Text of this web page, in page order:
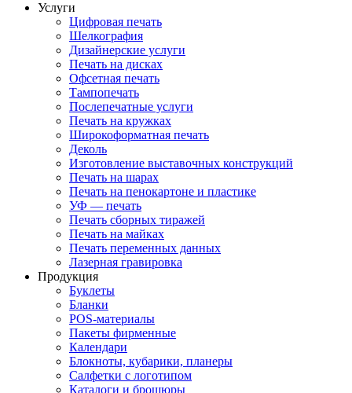
Услуги
Цифровая печать
Шелкография
Дизайнерские услуги
Печать на дисках
Офсетная печать
Тампопечать
Послепечатные услуги
Печать на кружках
Широкоформатная печать
Деколь
Изготовление выставочных конструкций
Печать на шарах
Печать на пенокартоне и пластике
УФ — печать
Печать сборных тиражей
Печать на майках
Печать переменных данных
Лазерная гравировка
Продукция
Буклеты
Бланки
POS-материалы
Пакеты фирменные
Календари
Блокноты, кубарики, планеры
Салфетки с логотипом
Каталоги и брошюры